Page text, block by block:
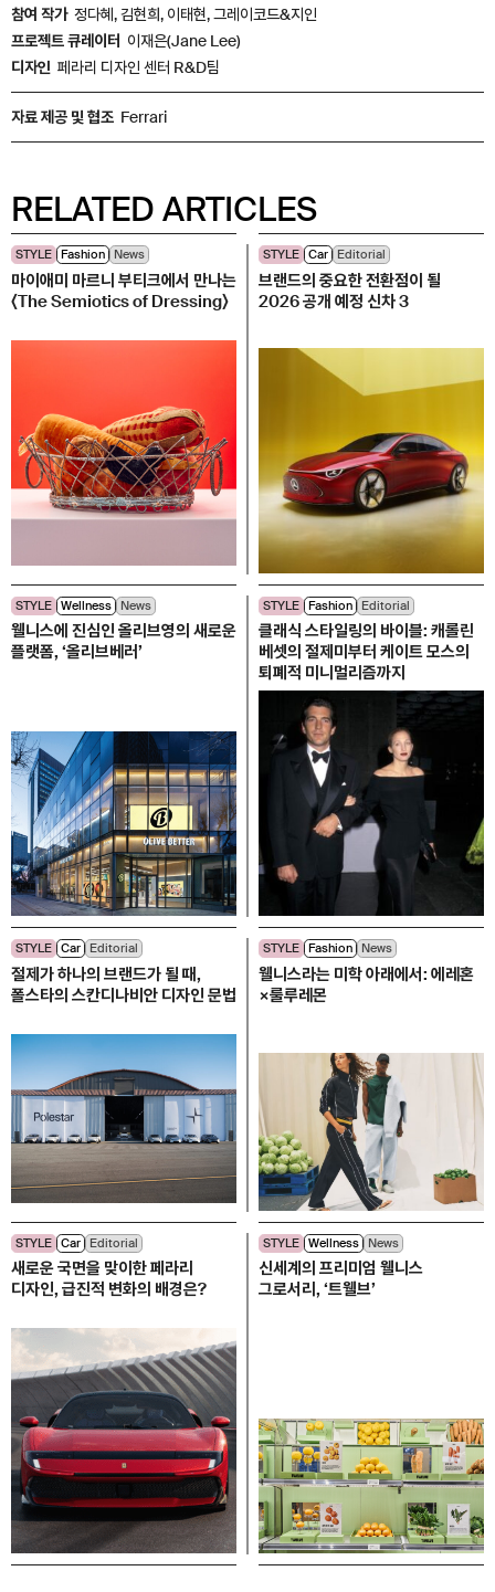
참여 작가 정다혜, 김현희, 이태현, 그레이코드&지인
프로젝트 큐레이터 이재은(Jane Lee)
디자인 페라리 디자인 센터 R&D팀
자료 제공 및 협조 Ferrari
RELATED ARTICLES
STYLE Fashion News
마이애미 마르니 부티크에서 만나는
〈The Semiotics of Dressing〉
STYLE Car Editorial
브랜드의 중요한 전환점이 될
2026 공개 예정 신차 3
STYLE Wellness News
웰니스에 진심인 올리브영의 새로운
플랫폼, ‘올리브베러’
STYLE Fashion Editorial
클래식 스타일링의 바이블: 캐롤린
베셋의 절제미부터 케이트 모스의
퇴폐적 미니멀리즘까지
STYLE Car Editorial
절제가 하나의 브랜드가 될 때,
폴스타의 스칸디나비안 디자인 문법
STYLE Fashion News
웰니스라는 미학 아래에서: 에레혼
×룰루레몬
STYLE Car Editorial
새로운 국면을 맞이한 페라리
디자인, 급진적 변화의 배경은?
STYLE Wellness News
신세계의 프리미엄 웰니스
그로서리, ‘트웰브’